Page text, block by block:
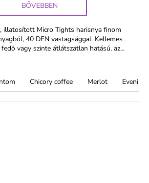
BŐVEBBEN
illatosított Micro Tights harisnya finom
40 DEN vastagsággal. Kellemes
vagy szinte átlátszatlan hatású, az...
Chicory coffee Merlot Evening